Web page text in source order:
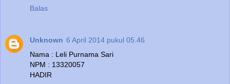
Balas
Unknown 6 April 2014 pukul 05.46
Nama : Leli Purnama Sari
NPM : 13320057
HADIR